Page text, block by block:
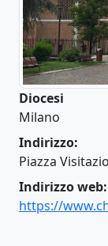
Diocesi
Milano
Indirizzo:
Piazza
Indirizzo web:
https://